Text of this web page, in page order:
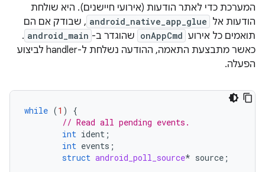
המערכת כדי לאתר הודעות (אירועי חיישנים). היא שולחת
הודעות אל android_native_app_glue , שבודק אם הם
תואמים כל אירוע onAppCmd שהוגדר ב- android_main
.
כאשר מתבצעת התאמה, ההודעה נשלחת ל-handler לביצוע
הפעלה.
while (1 )
{
// Read all pending events.
int ident ;
int events ;
struct android_poll_source* source ;